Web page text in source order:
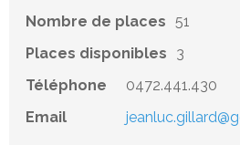
Nombre de places
51
Places disponibles
3
Téléphone
0472.441.430
Email